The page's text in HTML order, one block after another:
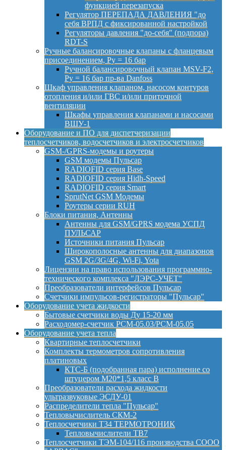
функцией перезапуска
Регулятор ПЕРЕПАДА ДАВЛЕНИЯ "до
себя ВРПД с фиксированной настройкой
Регуляторы давления "до-себя" (подпора)
RDT-S
Ручные балансировочные клапаны с фланцевым
присоединением, Py = 16 бар
Ручной балансировочный клапан MSV-F2,
Py = 16 бар пр-ва Danfoss
Шкаф управления клапаном, насосом контуров
отопления и/или ГВС и/или приточной
вентиляции
Шкафы управления клапанами и насосами
ВШУ-1
Оборудование и ПО для диспетчеризации
теплосчетчиков, водосчетчиков и электросчетчиков
GSM-/GPRS-модемы и роутеры
GSM модемы Пульсар
RADIOFID серия Base
RADIOFID серия Hidh-Speed
RADIOFID серия Smart
SprutNet GSM Модемы
Роутеры серии RUH
Блоки питания, Антенны
Антенны для GSM/GPRS модема УСПД
ПУЛЬСАР
Источники питания Пульсар
Широкополосные антенны для диапазонов
GSM 2G/3G/4G, Wi-Fi, Yota
Лицензии на право использования программно-
технического комплекса "ЛЭРС-УЧЕТ"
Преобразователи интерфейсов Пульсар
Счетчики импульсов-регистраторы "Пульсар"
Оборудование учета жидкости
Бытовые счетчики воды Ду 15-20 мм
Расходомер-счетчик РСМ-05.03/РСМ-05.05
Оборудование учета тепла
Квартирные теплосчетчики
Комплекты термометров сопротивления
платиновых
КТС-Б (подобранная пара) исполнение со
штуцером М20*1,5 класс B
Преобразователи расхода жидкости
ультразвуковые ЭСДУ-01
Распределители тепла "Пульсар"
Тепловычислитель СКМ-2
Теплосчетчики Т34 ТЕРМОТРОНИК
Тепловычислители ТВ7
Теплосчетчики ТЭМ-104/116 производства СООО